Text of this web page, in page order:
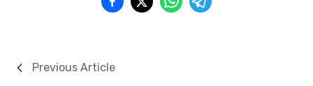
Previous Article